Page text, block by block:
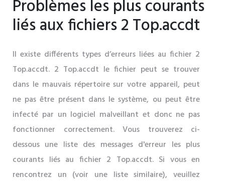
Problèmes les plus courants
liés aux fichiers 2 Top.accdt
Il existe différents types d’erreurs liées au fichier 2
Top.accdt. 2 Top.accdt le fichier peut se trouver
dans le mauvais répertoire sur votre appareil, peut
ne pas être présent dans le système, ou peut être
infecté par un logiciel malveillant et donc ne pas
fonctionner correctement. Vous trouverez ci-
dessous une liste des messages d'erreur les plus
courants liés au fichier 2 Top.accdt. Si vous en
rencontrez un (voir une liste similaire), veuillez